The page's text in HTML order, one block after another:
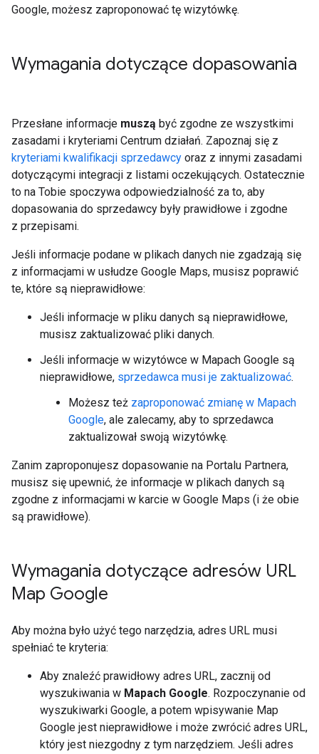
Google, możesz zaproponować tę wizytówkę.
Wymagania dotyczące dopasowania
Przesłane informacje muszą być zgodne ze wszystkimi
zasadami i kryteriami Centrum działań. Zapoznaj się z
kryteriami kwalifikacji sprzedawcy oraz z innymi zasadami
dotyczącymi integracji z listami oczekujących. Ostatecznie
to na Tobie spoczywa odpowiedzialność za to, aby
dopasowania do sprzedawcy były prawidłowe i zgodne
z przepisami.
Jeśli informacje podane w plikach danych nie zgadzają się
z informacjami w usłudze Google Maps, musisz poprawić
te, które są nieprawidłowe:
Jeśli informacje w pliku danych są nieprawidłowe,
musisz zaktualizować pliki danych.
Jeśli informacje w wizytówce w Mapach Google są
nieprawidłowe, sprzedawca musi je zaktualizować.
Możesz też zaproponować zmianę w Mapach
Google, ale zalecamy, aby to sprzedawca
zaktualizował swoją wizytówkę.
Zanim zaproponujesz dopasowanie na Portalu Partnera,
musisz się upewnić, że informacje w plikach danych są
zgodne z informacjami w karcie w Google Maps (i że obie
są prawidłowe).
Wymagania dotyczące adresów URL
Map Google
Aby można było użyć tego narzędzia, adres URL musi
spełniać te kryteria:
Aby znaleźć prawidłowy adres URL, zacznij od
wyszukiwania w Mapach Google. Rozpoczynanie od
wyszukiwarki Google, a potem wpisywanie Map
Google jest nieprawidłowe i może zwrócić adres URL,
który jest niezgodny z tym narzędziem. Jeśli adres